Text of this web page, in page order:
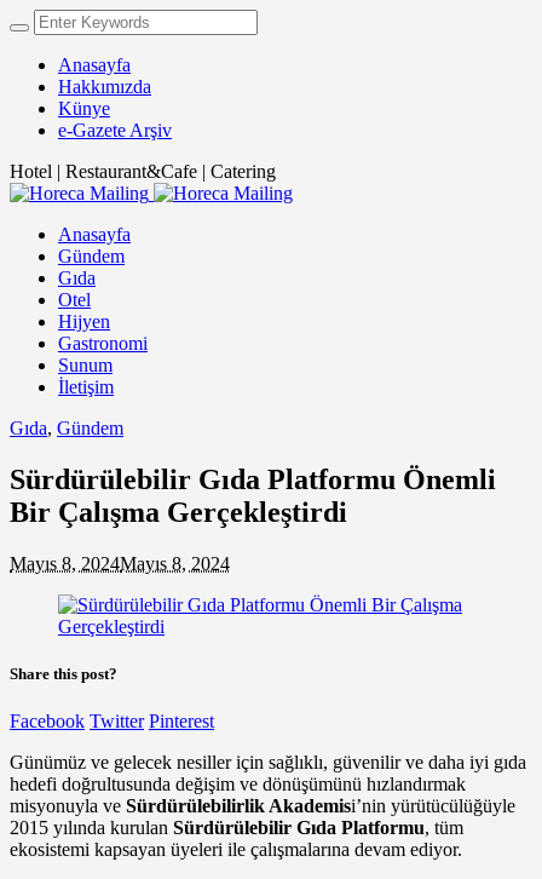
Anasayfa
Hakkımızda
Künye
e-Gazete Arşiv
Hotel | Restaurant&Cafe | Catering
Anasayfa
Gündem
Gıda
Otel
Hijyen
Gastronomi
Sunum
İletişim
Gıda, Gündem
Sürdürülebilir Gıda Platformu Önemli
Bir Çalışma Gerçekleştirdi
Mayıs 8, 2024Mayıs 8, 2024
Share this post?
Facebook Twitter Pinterest
Günümüz ve gelecek nesiller için sağlıklı, güvenilir ve daha iyi gıda
hedefi doğrultusunda değişim ve dönüşümünü hızlandırmak
misyonuyla ve Sürdürülebilirlik Akademisi’nin yürütücülüğüyle
2015 yılında kurulan Sürdürülebilir Gıda Platformu, tüm
ekosistemi kapsayan üyeleri ile çalışmalarına devam ediyor.